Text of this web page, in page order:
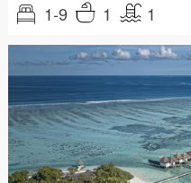
1-9 1 1